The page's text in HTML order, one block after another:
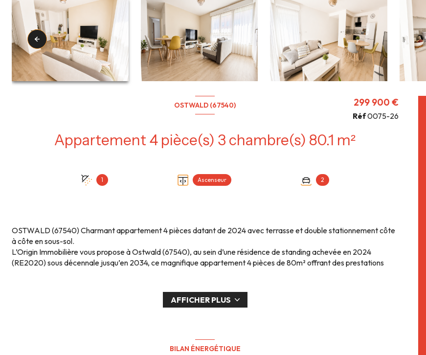
OSTWALD (67540)
Appartement 4 pièce(s) 3 chambre(s) 80.1 m²
1 Ascenseur 2
299 900 €
Réf0075-26
OSTWALD (67540) Charmant appartement 4 pièces datant de 2024 avec terrasse et double stationnement côte
à côte en sous-sol.
L’Origin Immobilière vous propose à Ostwald (67540), au sein d’une résidence de standing achevée en 2024
(RE2020) sous décennale jusqu’en 2034, ce magnifique appartement 4 pièces de 80m² offrant des prestations
transports (Tram et bus au pied de la copropriété) et des axes autoroutiers, ce bien séduira les familles comme les
couples à la recherche d’un appartement récent, lumineux et fonctionnel.
Un couloir dessert ensuite un superbe espace de vie de près de 30 m², baigné de lumière, comprenant un salon-
séjour avec cuisine ouverte entièrement équipée. L’ensemble offre une atmosphère chaleureuse et conviviale.
AFFICHER PLUS
BILAN ÉNERGÉTIQUE